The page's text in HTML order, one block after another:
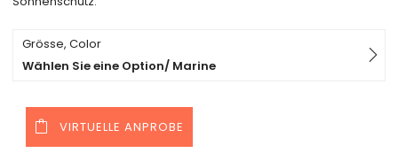
Grösse, Color
Wählen Sie eine Option/ Marine
VIRTUELLE ANPROBE